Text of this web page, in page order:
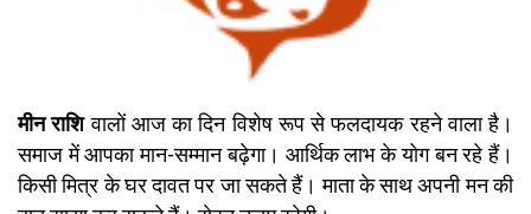
मीन राशिवालों आज का दिन विशेष रूप से फलदायक रहने वाला है।
समाज में आपका मान-सम्मान बढ़ेगा। आर्थिक लाभ के योग बन रहे हैं।
किसी मित्र के घर दावत पर जा सकते हैं। माता के साथ अपनी मन की